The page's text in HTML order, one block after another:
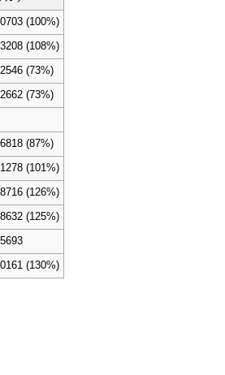
(100%)
(108%)
(73%)
(73%)
(87%)
(101%)
(126%)
(125%)
(130%)